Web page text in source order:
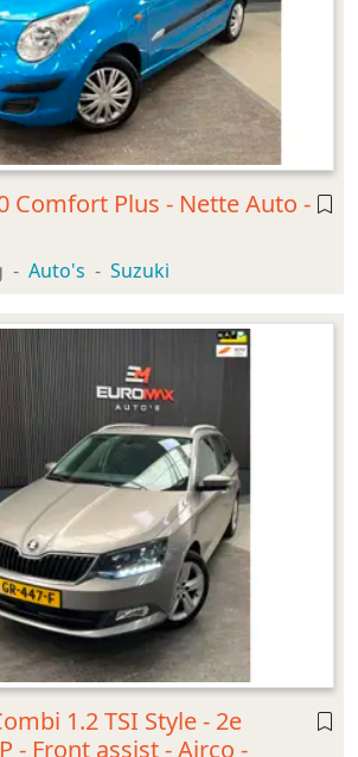
Comfort Plus - Nette Auto -
Auto's Suzuki
1.2 TSI Style - 2e
- Front assist - Airco -